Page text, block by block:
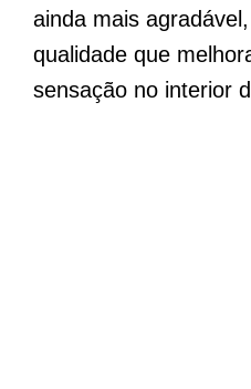
ainda mais
qualidade que
sensação no interior